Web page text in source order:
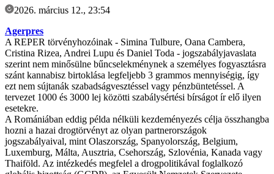
2026. március 12., 23:54
Agerpres
A REPER törvényhozóinak - Simina Tulbure, Oana Cambera,
Cristina Rizea, Andrei Lupu és Daniel Toda - jogszabályjavaslata
szerint nem minősülne bűncselekménynek a személyes fogyasztásra
szánt kannabisz birtoklása legfeljebb 3 grammos mennyiségig, így
ezt nem sújtanák szabadságvesztéssel vagy pénzbüntetéssel. A
tervezet 1000 és 3000 lej közötti szabálysértési bírságot ír elő ilyen
esetekre.
A Romániában eddig példa nélküli kezdeményezés célja összhangba
hozni a hazai drogtörvényt az olyan partnerországok
jogszabályaival, mint Olaszország, Spanyolország, Belgium,
Luxemburg, Málta, Ausztria, Csehország, Szlovénia, Kanada vagy
Thaiföld. Az intézkedés megfelel a drogpolitikával foglalkozó